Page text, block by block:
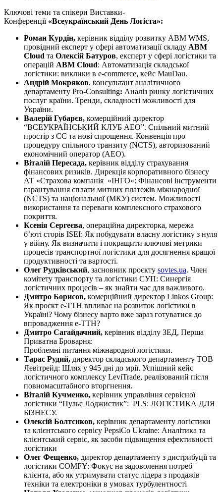
Ключові теми та спікери Виставки-
Конференції «Всеукраїнський День Логіста»:
Роман Курдін, керівник відділу розвитку ABM WMS,
провідний експерт у сфері автоматизації складу ABM
Cloud та Олексій Батуров, експерт у сфері логістики та
операцій ABM Cloud: Автоматизація складської
логістики: виклики в е-commerce, кейс MauDau.
Андрій Мокряков, консультант аналітичного
департаменту Pro-Consulting: Аналіз ринку логістичних
послуг країни. Тренди, складності можливості для
України.
Валерій Губарєв, комерційний директор
“ВСЕУКРАЇНСЬКИЙ КЛУБ АЕО”. Спільний митний
простір з ЄС та нові спрощення. Конвенція про
процедуру спільного транзиту (NCTS), авторизований
економічний оператор (АЕО).
Віталій Пересада, керівник відділу страхування
фінансових ризиків. Дирекція корпоративного бізнесу
АТ «Страхова компанія «ІНГО»: Фінансові інструменти
гарантування сплати митних платежів міжнародної
(NCTS) та національної (МКУ) систем. Можливості
використання та переваги комплексного страхового
покриття.
Ксенія Сергеєва, операційна директорка, мережа
б’юті сторів ISEI: Як побудувати власну логістику з нуля
у війну. Як визначити і покращити ключові метрики
процесів транспортної логістики для досягнення кращої
продуктивності та вартості.
Олег Рудківський, засновник проєкту sovtes.ua. Член
комітету транспорту та логістики СУП: Синергія
логістичних процесів – як знайти час для важливого.
Дмитро Борисов, комерційний директор Linkos Group:
Як проєкт е-ТТН впливає на розвиток логістики в
Україні? Чому бізнесу варто вже зараз готуватися до
впровадження е-ТТН?
Дмитро Сагайдачний, керівник відділу ЗЕД, Перша
Приватна Броварня:
Проблемні питання міжнародної логістики.
Тарас Рудий, директор складського департаменту ТОВ
Левітрейд: Шлях у 945 дні до мрії. Успішний кейс
логістичного комплексу LevіTrade, реалізований після
повномасштабного вторгнення.
Віталій Кучменко, керівник управління сервісної
логістики “Пульс Лоджистик”: PLS: ЛОГІСТИКА ДЛЯ
БІЗНЕСУ.
Олексій Болтєнков, керівник департаменту логістики
та клієнтського сервісу PepsiCo Ukraine: Аналітика та
клієнтський сервіс, як засоби підвищення ефективності
логістики
Олег Фещенко, директор департаменту з дистрибуції та
логістики COMFY: Фокус на задоволення потреб
клієнта, або як утримувати статус лідера з продажів
техніки та електроніки в умовах турбулентності